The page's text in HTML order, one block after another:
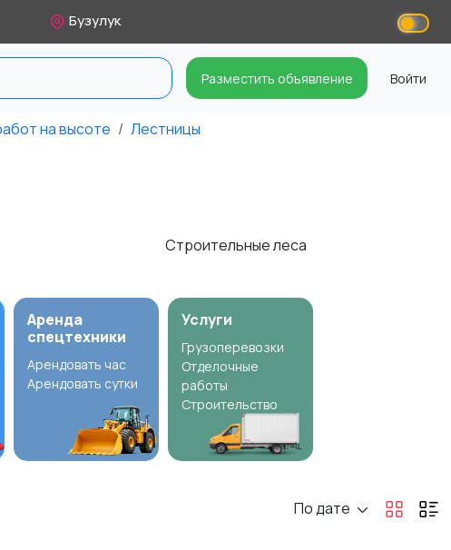
Бузулук
Разместить объявление Войти
на высоте Лестницы
Строительные леса
Аренда
спецтехники
Арендовать час
Арендовать сутки
Услуги
Грузоперевозки
Отделочные
работы
Строительство
По дате